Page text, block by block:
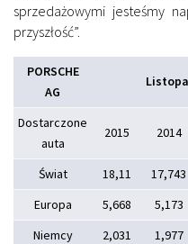
sprzedażowymi jesteśmy
przyszłość”.
PORSCHE
AG
Dostarczone
auta
2015 2014
Świat
18,11 17,743
Europa
5,668 5,173
Niemcy
2,031 1,977